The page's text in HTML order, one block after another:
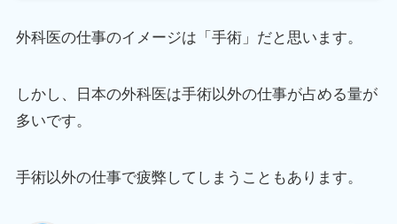
外科医の仕事のイメージは「手術」だと思います。
しかし、日本の外科医は手術以外の仕事が占める量が
多いです。
手術以外の仕事で疲弊してしまうこともあります。